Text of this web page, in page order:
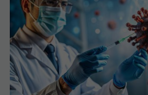
EXCLUSIV Remdesivir, tratamentul injectabil
pentru COVID. Prof. dr. Simin
Administrarea se face în spitale